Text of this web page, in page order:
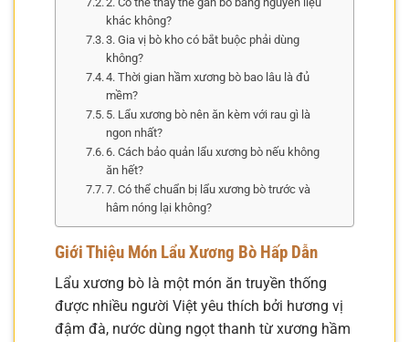
khác không?
3. Gia vị bò kho có bắt buộc phải dùng
không?
4. Thời gian hầm xương bò bao lâu là đủ
mềm?
5. Lẩu xương bò nên ăn kèm với rau gì là
ngon nhất?
6. Cách bảo quản lẩu xương bò nếu không
ăn hết?
7. Có thể chuẩn bị lẩu xương bò trước và
hâm nóng lại không?
Giới Thiệu Món Lẩu Xương Bò Hấp Dẫn
Lẩu xương bò là một món ăn truyền thống
được nhiều người Việt yêu thích bởi hương vị
đậm đà, nước dùng ngọt thanh từ xương hầm